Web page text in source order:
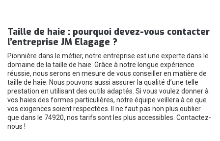
Taille de haie : pourquoi devez-vous contacter
l’entreprise JM Elagage ?
Pionnière dans le métier, notre entreprise est une experte dans le
domaine de la taille de haie. Grâce à notre longue expérience
réussie, nous serons en mesure de vous conseiller en matière de
taille de haie. Nous pouvons aussi assurer la qualité d’une telle
prestation en utilisant des outils adaptés. Si vous voulez donner à
vos haies des formes particulières, notre équipe veillera à ce que
vos exigences soient respectées. Il ne faut pas non plus oublier
que dans le 74920, nos tarifs sont les plus accessibles. Contactez-
nous !